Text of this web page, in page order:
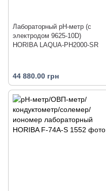
Лабораторный pH-метр (с
электродом 9625-10D)
HORIBA LAQUA-PH2000-SR
44 880.00 грн